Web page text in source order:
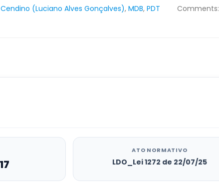
(Luciano Alves Gonçalves), MDB, PDT Comments:
ATO NORMATIVO
LDO_Lei 1272 de 22/07/25